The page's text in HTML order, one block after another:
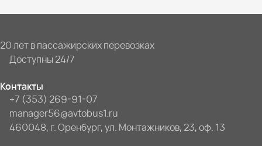
20 лет в пассажирских перевозках
Доступны 24/7
Контакты
+7 (353) 269-91-07
manager56@avtobus1.ru
460048, г. Оренбург, ул. Монтажников, 23, оф. 13